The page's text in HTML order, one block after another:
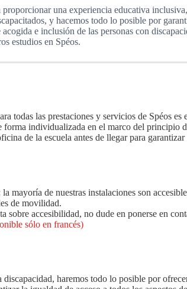
una experiencia educativa
y hacemos todo lo posible por
e inclusión de las personas con
estudios en Spéos.
todas las prestaciones y servicios de Spéos
individualizada en el marco del principio
de la escuela antes de llegar para
mayoría de nuestras instalaciones son
de movilidad.
sobre accesibilidad, no dude en ponerse en
sólo en francés)
haremos todo lo posible por